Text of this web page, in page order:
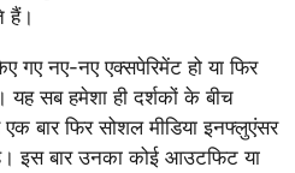
हैं।
नए-नए एक्सपेरिमेंट हो या फिर
यह सब हमेशा ही दर्शकों के बीच
बार फिर सोशल मीडिया इनफ्लुएंसर
इस बार उनका कोई आउटफिट या